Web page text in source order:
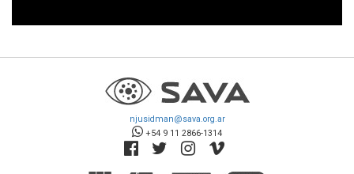
njusidman@sava.org.ar
+54 9 11 2866-1314